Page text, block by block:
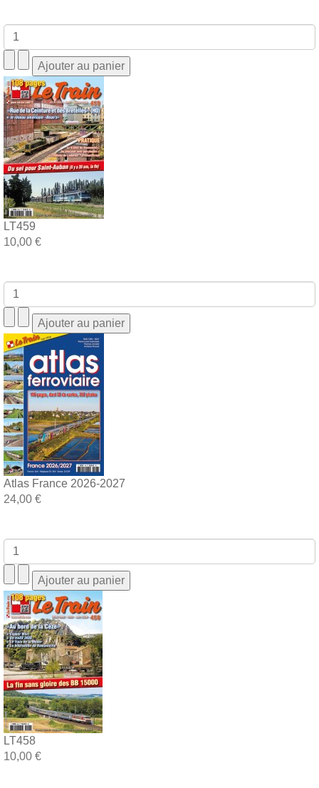
LT459
10,00 €
Atlas France 2026-2027
24,00 €
LT458
10,00 €